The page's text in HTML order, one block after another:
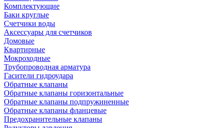
Комплектующие
Баки круглые
Счетчики воды
Аксессуары для счетчиков
Домовые
Квартирные
Мокроходные
Трубопроводная арматура
Гасители гидроудара
Обратные клапаны
Обратные клапаны горизонтальные
Обратные клапаны подпружиненные
Обратные клапаны фланцевые
Предохранительные клапаны